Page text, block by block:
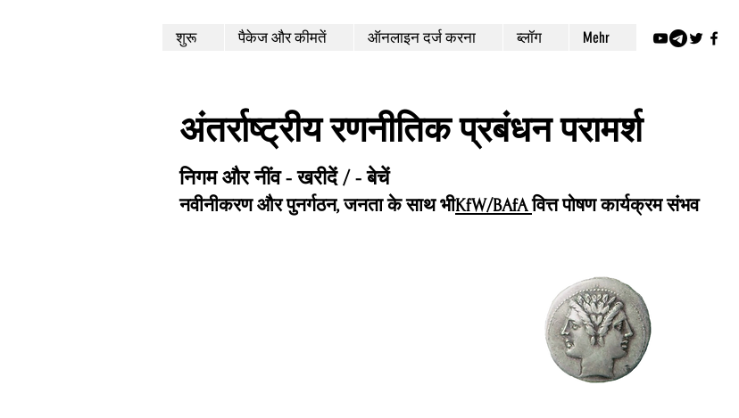
शुरू पैकेज और कीमतें ऑनलाइन दर्ज करना ब्लॉग Mehr
अंतर्राष्ट्रीय रणनीतिक प्रबंधन परामर्श
निगम और नींव - खरीदें / - बेचें
नवीनीकरण और पुनर्गठन, जनता के साथ भीKfW/BAfAवित्त पोषण कार्यक्रम संभव